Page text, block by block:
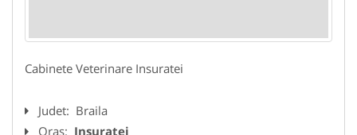
Cabinete Veterinare Insuratei
Judet: Braila
Oras: Insuratei